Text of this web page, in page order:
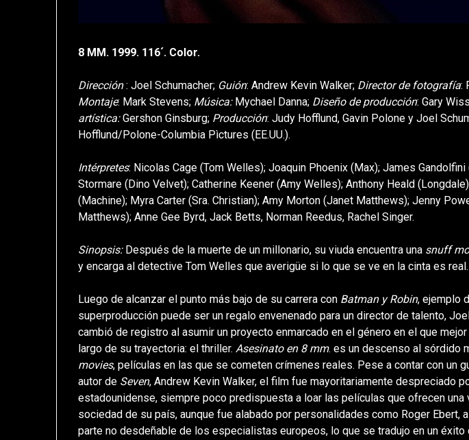
8 MM. 1999. 116´. Color.
Dirección: Joel Schumacher; Guión: Andrew Kevin Walker; Director de fotografía:
Montaje: Mark Stevens; Música: Mychael Danna; Diseño de producción: Gary
artística:Gershon Ginsburg; Producción: Judy Hofflund, Gavin Polone y Joel
Hofflund/Polone-Columbia Pìctures (EE.UU.).
Intérpretes: Nicolas Cage (Tom Welles); Joaquin Phoenix (Max); James
Stormare (Dino Velvet); Catherine Keener (Amy Welles); Anthony Heald
(Machine); Myra Carter (Sra. Christian); Amy Morton (Janet Matthews); Jenny
Matthews); Anne Gee Byrd, Jack Betts, Norman Reedus, Rachel Singer.
Sinopsis:Después de la muerte de un millonario, su viuda encuentra una snuff
y encarga al detective Tom Welles que averigüe si lo que se ve en la cinta es real.
Luego de alcanzar el punto más bajo de su carrera con Batman y Robin, ejemplo
superproducción puede ser un regalo envenenado para un director de talento,
cambió de registro al asumir un proyecto enmarcado en el género en el que
largo de su trayectoria: el thriller.Asesinato en 8 mm. es un descenso al sórdido
movies, películas en las que se cometen crímenes reales. Pese a contar con un
autor de Seven, Andrew Kevin Walker, el film fue mayoritariamente despreciado
estadounidense, siempre poco predispuesta a loar las películas que ofrecen una
sociedad de su país, aunque fue alabado por personalidades como Roger Ebert,
parte no desdeñable de los especialistas europeos, lo que se tradujo en un éxito